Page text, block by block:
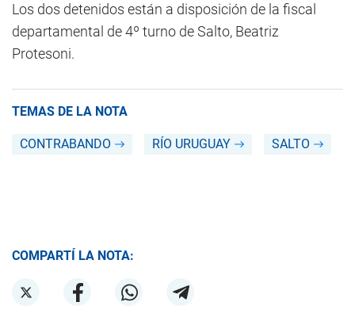
Los dos detenidos están a disposición de la fiscal
departamental de 4º turno de Salto, Beatriz
Protesoni.
TEMAS DE LA NOTA
CONTRABANDO RÍO URUGUAY SALTO
COMPARTÍ LA NOTA: